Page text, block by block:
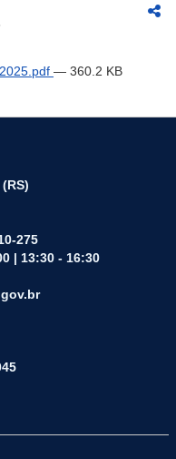
— 360.2 KB
275
| 13:30 - 16:30